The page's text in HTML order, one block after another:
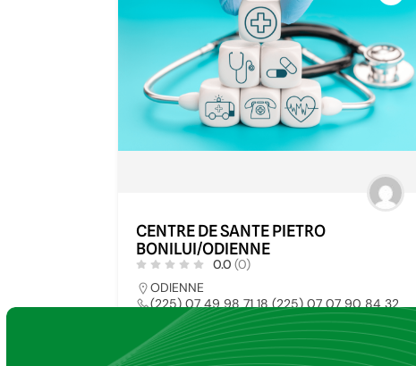
CENTRE DE SANTE PIETRO
BONILUI/ODIENNE
0.0 (0)
ODIENNE
(225) 07 49 98 71 18 (225) 07 07 90 84 32
rosariagiacone@gmail.com